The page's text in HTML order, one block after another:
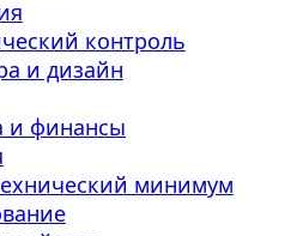
контроль
и дизайн
и финансы
минимум